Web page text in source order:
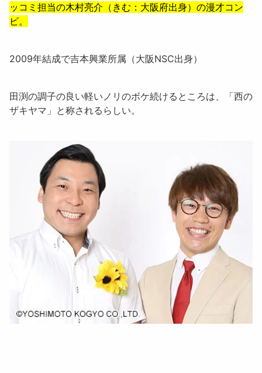
ッコミ担当の木村亮介 （きむ：大阪府出身）の漫才コン
ビ。
2009年結成で吉本興業所属（大阪NSC出身）
田渕の調子の良い軽いノリのボケ続けるところは、「西の
ザキヤマ」と称されるらしい。